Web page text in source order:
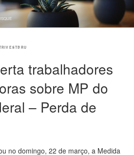
trabalhadores
sobre MP do
– Perda de
no domingo, 22 de março, a Medida